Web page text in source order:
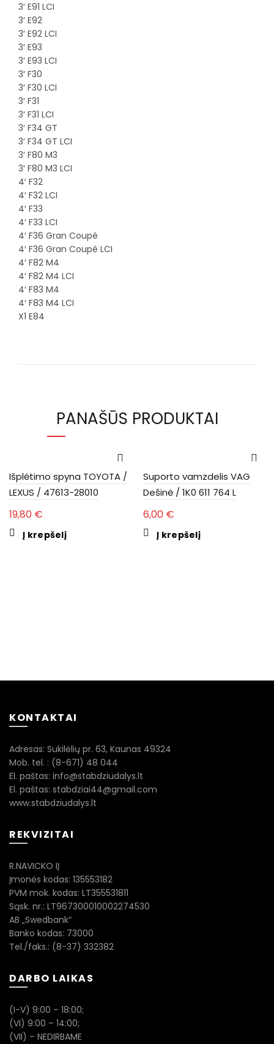
3′ E91 LCI
3′ E92
3′ E92 LCI
3′ E93
3′ E93 LCI
3′ F30
3′ F30 LCI
3′ F31
3′ F31 LCI
3′ F34 GT
3′ F34 GT LCI
3′ F80 M3
3′ F80 M3 LCI
4′ F32
4′ F32 LCI
4′ F33
4′ F33 LCI
4′ F36 Gran Coupé
4′ F36 Gran Coupé LCI
4′ F82 M4
4′ F82 M4 LCI
4′ F83 M4
4′ F83 M4 LCI
X1 E84
PANAŠŪS PRODUKTAI
Išplėtimo spyna TOYOTA /
LEXUS / 47613-28010
19,80 €
Į krepšelį
Suporto vamzdelis VAG
Dešinė / 1K0 611 764 L
6,00 €
Į krepšelį
KONTAKTAI
Adresas: Sukilėlių pr. 63, Kaunas 49324
Mob. tel. : (8-671) 48 044
El. paštas: info@stabdziudalys.lt
El. paštas: stabdziai44@gmail.com
www.stabdziudalys.lt
REKVIZITAI
R.NAVICKO IĮ
Įmonės kodas: 135553182
PVM mok. kodas: LT355531811
Sąsk. nr.: LT967300010002274530
AB „Swedbank“
Banko kodas: 73000
Tel./faks.: (8-37) 332382
DARBO LAIKAS
(I-V) 9:00 – 18:00;
(VI) 9:00 – 14:00;
(VII) – NEDIRBAME